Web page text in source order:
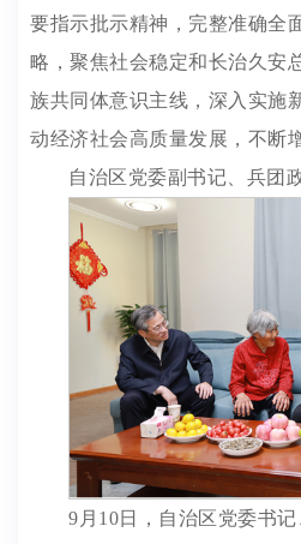
要指示批示精神，完整准确全
略，聚焦社会稳定和长治久安
族共同体意识主线，深入实施
动经济社会高质量发展，不断
自治区党委副书记、兵团
9月10日，自治区党委书记